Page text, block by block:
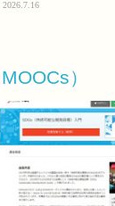
2026.7.16
）